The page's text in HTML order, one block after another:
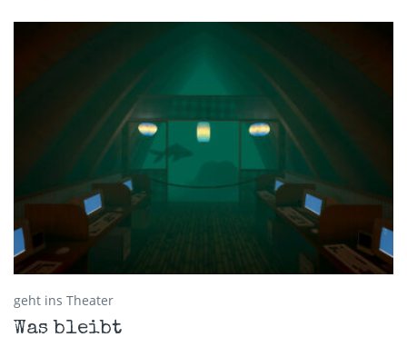
geht ins Theater
Was bleibt